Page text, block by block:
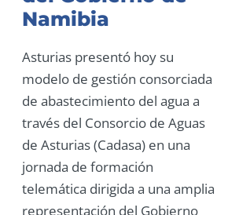
Namibia
Asturias presentó hoy su
modelo de gestión consorciada
de abastecimiento del agua a
través del Consorcio de Aguas
de Asturias (Cadasa) en una
jornada de formación
telemática dirigida a una amplia
representación del Gobierno